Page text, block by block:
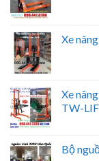
Xe
Xe
TW-
Bộ